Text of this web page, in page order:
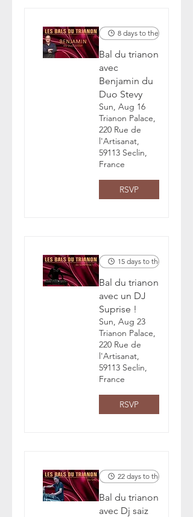
8 days to the event
Bal du trianon
avec
Benjamin du
Duo Stevy
Sun, Aug 16
Trianon Palace,
220 Rue de
l'Artisanat,
59113 Seclin,
France
RSVP
15 days to the event
Bal du trianon
avec un DJ
Suprise !
Sun, Aug 23
Trianon Palace,
220 Rue de
l'Artisanat,
59113 Seclin,
France
RSVP
22 days to the event
Bal du trianon
avec Dj saiz